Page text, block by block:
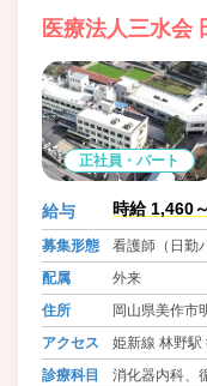
医療法人三水会
正社員・パート
給与 時給 1,460
募集形態
看護師（日勤
配属
外来
住所
岡山県美作市
アクセス
姫新線 林野駅
診療科目
消化器内科、